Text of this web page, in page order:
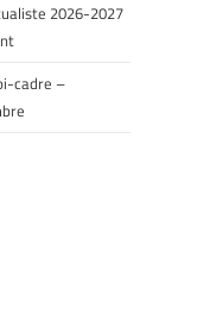
2026-2027
cadre –